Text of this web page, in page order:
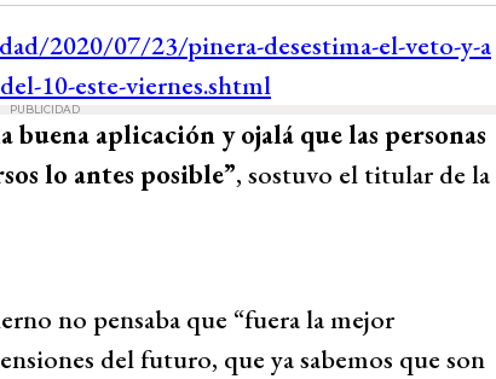
PUBLICIDAD
buena aplicación y ojalá que las personas
lo antes posible”, sostuvo el titular de la
no pensaba que “fuera la mejor
del futuro, que ya sabemos que son